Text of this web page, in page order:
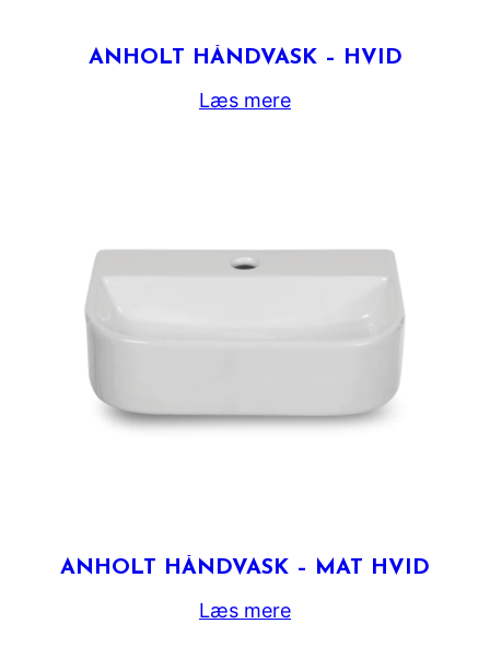
ANHOLT HÅNDVASK – HVID
Læs mere
ANHOLT HÅNDVASK – MAT HVID
Læs mere